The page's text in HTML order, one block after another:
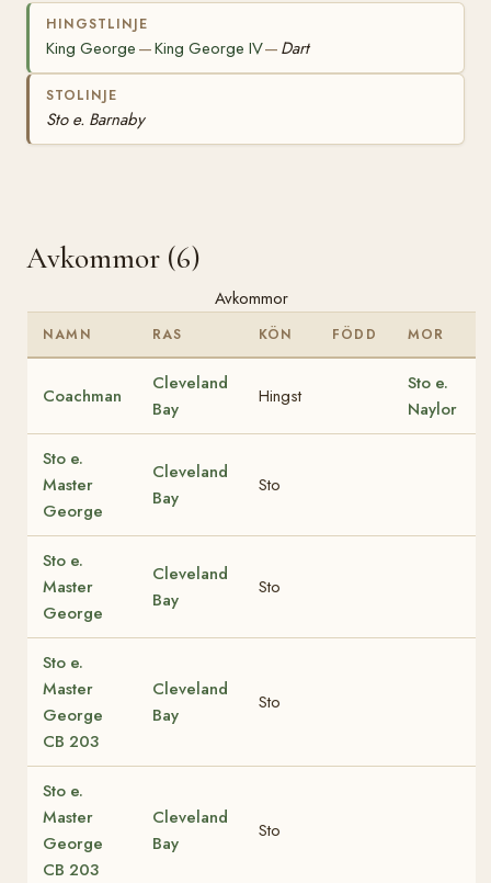
HINGSTLINJE
King George —King George IV— Dart
STOLINJE
Sto e. Barnaby
Avkommor (6)
Avkommor
NAMN RAS KÖN FÖDD MOR
Coachman
Cleveland
Bay
Hingst
Sto e.
Naylor
Sto e.
Master
George
Cleveland
Bay
Sto
Sto e.
Master
George
Cleveland
Bay
Sto
Sto e.
Master
George
CB 203
Cleveland
Bay
Sto
Sto e.
Master
George
CB 203
Cleveland
Bay
Sto